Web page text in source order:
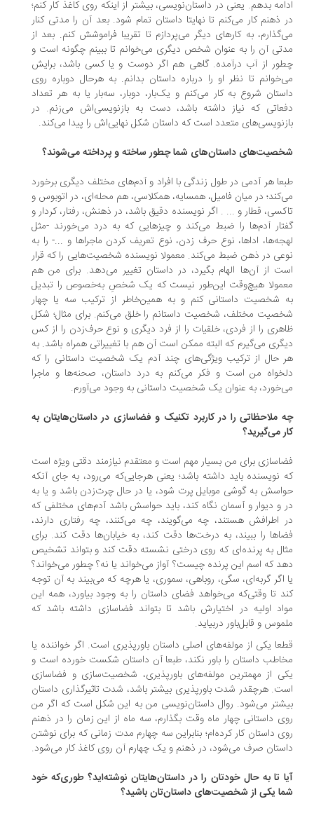
بدهم. یعنی در داستان‌نویسی، بیشتر از اینکه روی کاغذ کار کنم؛
ذهنم کار می‌کنم تا نهایتا داستان تمام شود. بعد آن را مدتی کنار
به کارهای دیگر می‌پردازم تا تقریبا فراموشش کنم. بعد از
آن را به عنوان شخص دیگری می‌خوانم تا ببینم چگونه است و
از آب درآمده. گاهی هم اگر دوست و یا کسی باشد، برایش
تا نظر او را درباره داستان بدانم. به‌ هرحال دوباره روی
شروع به کار می‌کنم و یک‌بار، دوبار، سه‌بار یا به هر تعداد
که نیاز داشته باشد، دست به بازنویسی‌اش می‌زنم. در
متعدد است که داستان شکل نهایی‌اش را پیدا می‌کند.
داستان‌های شما چطور ساخته و پرداخته می‌شوند؟
هر آدمی در طول زندگی با افراد و آدم‌های مختلف دیگری برخورد
در میان فامیل، همسایه، همکلاسی، هم محله‌ای، در اتوبوس و
قطار و ... . اگر نویسنده دقیق باشد، در ذهنش، رفتار، کردار و
آدم‌ها را ضبط می‌کند و چیزهایی که به درد می‌خورند -مثل
اداها، نوع حرف زدن، نوع تعریف کردن ماجراها و ...- را به
در ذهن ضبط می‌کند. معمولا نویسنده شخصیت‌هایی را که قرار
از آن‌ها الهام بگیرد، در داستان تغییر می‌دهد. برای من هم
هیچ‌وقت این‌طور نیست که یک شخصِ به‌خصوص را تبدیل
شخصیت داستانی کنم و به همین‌خاطر از ترکیب سه یا چهار
مختلف، شخصیت داستانم را خلق می‌کنم. برای مثال؛ شکل
را از فردی، خلقیات را از فرد دیگری و نوع حرف‌زدن را از کس
می‌گیرم که البته ممکن است آن هم با تغییراتی همراه باشد. به
حال از ترکیب ویژگی‌های چند آدم یک شخصیت داستانی را که
من است و فکر می‌کنم به درد داستان، صحنه‌ها و ماجرا
به عنوان یک شخصیت داستانی به وجود می‌آورم.
ملاحظاتی را در کاربرد تکنیک‌ و فضاسازی در داستان‌هایتان به
می‌گیرید؟
برای من بسیار مهم است و معتقدم نیازمند دقتی ویژه است
نویسنده باید داشته باشد؛ یعنی هرجایی‌که می‌رود، به جای آنکه
به گوشی موبایل پرت شود، یا در حال چرت‌زدن باشد و یا به
و دیوار و آسمان نگاه کند، باید حواسش باشد آدم‌های مختلفی که
اطرافش هستند، چه می‌گویند، چه می‌کنند، چه رفتاری دارند،
را ببیند، به درخت‌ها دقت کند، به خیابان‌ها دقت کند. برای
به پرنده‌ای که روی درختی نشسته دقت کند و بتواند تشخیص
که اسم این پرنده چیست؟ آواز می‌خواند یا نه؟ چطور می‌خواند؟
اگر گربه‌ای، سگی، روباهی، سموری، یا هرچه که می‌بیند به آن توجه
تا وقتی‌که می‌خواهد فضای داستان را به وجود بیاورد، همه این
اولیه در اختیارش باشد تا بتواند فضاسازی داشته باشد که
و قابل‌باور دربیاید.
یکی از مولفه‌های اصلی داستان باورپذیری است. اگر خواننده یا
داستان را باور نکند، طبعا آن داستان شکست خورده است و
از مهمترین مولفه‌های باورپذیری، شخصیت‌سازی و فضاسازی
هرچقدر شدت باورپذیری بیشتر باشد، شدت تاثیرگذاری داستان
می‌شود. روال داستان‌نویسی من به این شکل است که اگر من
داستانی چهار ماه وقت بگذارم، سه ماه از این زمان را در ذهنم
داستان کار کرده‌ام؛ بنابراین سه چهارم مدت زمانی که برای نوشتن
صرف می‌شود، در ذهنم و یک چهارم آن روی کاغذ کار می‌شود.
تا به حال خودتان را در داستان‌هایتان نوشته‌اید؟ طوری‌که خود
یکی از شخصیت‌های داستان‌تان باشید؟